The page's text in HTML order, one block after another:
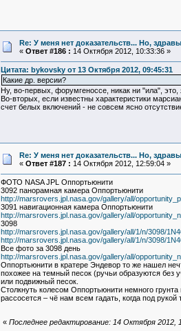
Re: У меня нет доказательств... Но,
« Ответ #186 : 14 Октября 2012, 10:33:36 »
Цитата: bykovsky от 13 Октября 2012, 09:45:31
Какие др. версии?
Ну, во-первых, форумгеноссе, никак ни "ила",
Во-вторых, если известны характеристики
счет белых включений - не совсем ясно
Re: У меня нет доказательств... Но,
« Ответ #187 : 14 Октября 2012, 12:59:04 »
ФОТО NASA JPL Оппортьюнити
3092 панорамная камера Оппортьюнити
http://marsrovers.jpl.nasa.gov/gallery/all/
3091 навигационная камера Оппортьюнити
http://marsrovers.jpl.nasa.gov/gallery/all/
3098
http://marsrovers.jpl.nasa.gov/gallery/all/1/n/3098/
http://marsrovers.jpl.nasa.gov/gallery/all/1/n/3098/
Все фото за 3098 день
http://marsrovers.jpl.nasa.gov/gallery/all/
Оппортьюнити в кратере Эндевор то же нашел
похожее на темный песок (ручьи образуются без
или подвижный песок.
Столкнуть колесом Оппортьюнити немного
рассосется – чё нам всем гадать, когда под
« Последнее редактирование: 14 Октября 2012,